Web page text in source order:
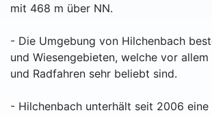
mit 468 m über NN.
- Die Umgebung von Hilchenbach
und Wiesengebieten, welche vor allem
und Radfahren sehr beliebt sind.
- Hilchenbach unterhält seit 2006